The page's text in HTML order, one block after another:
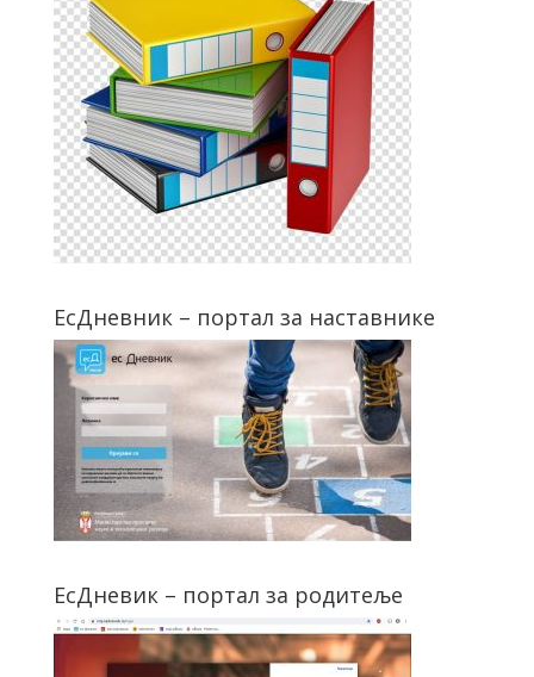
ЕсДневник – портал за наставнике
ЕсДневик – портал за родитеље